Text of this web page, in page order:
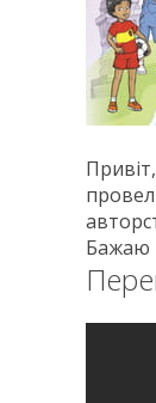
Бажаю